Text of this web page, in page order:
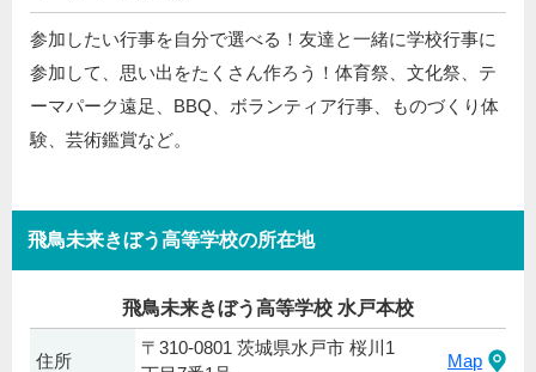
参加したい行事を自分で選べる！友達と一緒に学校行事に
参加して、思い出をたくさん作ろう！体育祭、文化祭、テ
ーマパーク遠足、BBQ、ボランティア行事、ものづくり体
験、芸術鑑賞など。
飛鳥未来きぼう高等学校の所在地
飛鳥未来きぼう高等学校 水戸本校
住所
〒310-0801 茨城県水戸市 桜川1
Map